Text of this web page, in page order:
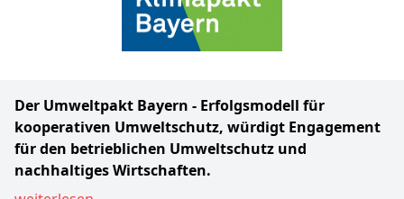
Der Umweltpakt Bayern - Erfolgsmodell für
kooperativen Umweltschutz, würdigt Engagement
für den betrieblichen Umweltschutz und
nachhaltiges Wirtschaften.